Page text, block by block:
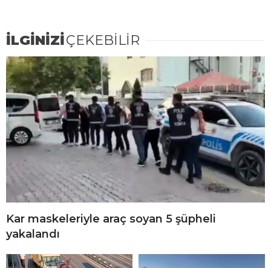
İLGİNİZİÇEKEBİLİR
Kar maskeleriyle araç soyan 5 şüpheli
yakalandı